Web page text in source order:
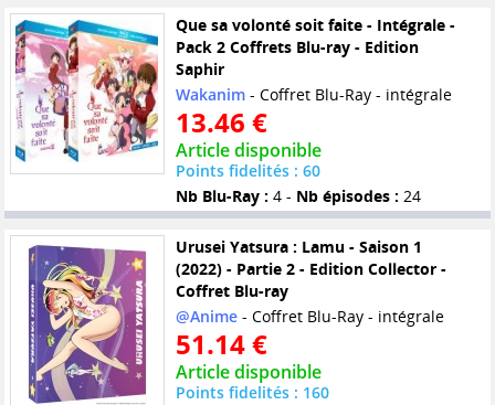
Que sa volonté soit faite - Intégrale -
Pack 2 Coffrets Blu-ray - Edition
Saphir
Wakanim- Coffret Blu-Ray - intégrale
13.46 €
Article disponible
Points fidelités : 60
Nb Blu-Ray : 4 - Nb épisodes : 24
Urusei Yatsura : Lamu - Saison 1
(2022) - Partie 2 - Edition Collector -
Coffret Blu-ray
@Anime- Coffret Blu-Ray - intégrale
51.14 €
Article disponible
Points fidelités : 160